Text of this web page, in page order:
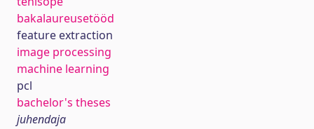
bakalaureusetööd
feature extraction
image processing
machine learning
pcl
bachelor's theses
juhendaja